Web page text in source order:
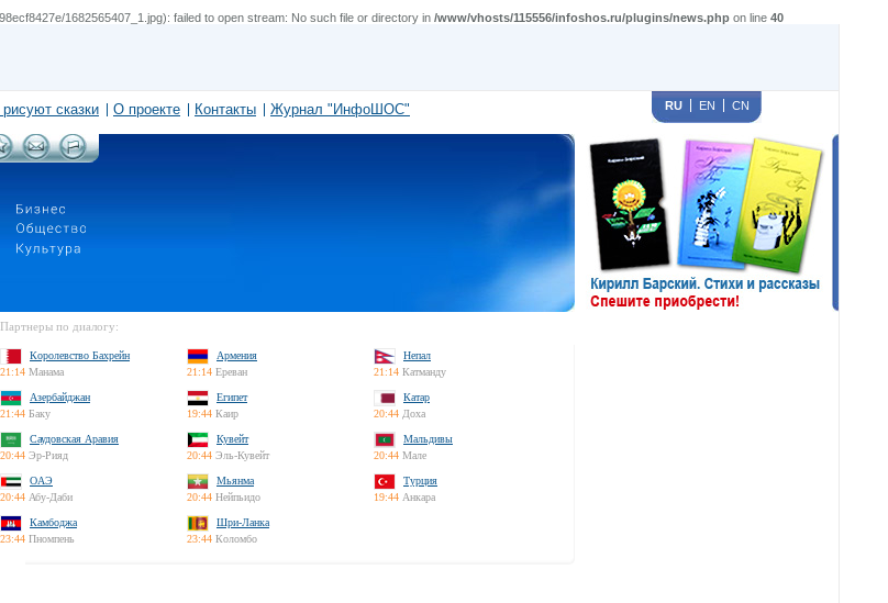
1682565407_1.jpg): failed to open stream: No such file or directory in /www/vhosts/115556/infoshos.ru/plugins/news.php on line 40
сказки О проекте Контакты Журнал "ИнфоШОС" RU EN CN
Партнеры по диалогу:
Королевство Бахрейн
21:14 Манама
Армения
21:14 Ереван
Непал
21:14 Катманду
Азербайджан
21:44 Баку
Египет
19:44 Каир
Катар
20:44 Доха
Саудовская Аравия
20:44 Эр-Рияд
Кувейт
20:44 Эль-Кувейт
Мальдивы
20:44 Мале
ОАЭ
20:44 Абу-Даби
Мьянма
20:44 Нейпьидо
Турция
19:44 Анкара
Камбоджа
23:44 Пномпень
Шри-Ланка
23:44 Коломбо